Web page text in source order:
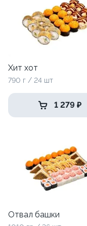
Хит хот
790 г / 24 шт
1 279 ₽
Отвал башки